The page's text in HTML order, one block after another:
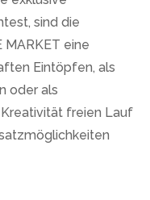
sind die
eine
Eintöpfen, als
oder als
freien Lauf